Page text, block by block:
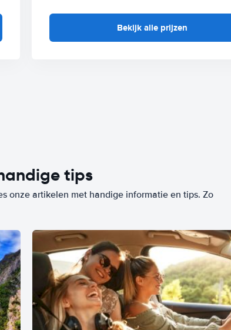
Bekijk alle prijzen
tips
onze artikelen met handige informatie en tips. Zo